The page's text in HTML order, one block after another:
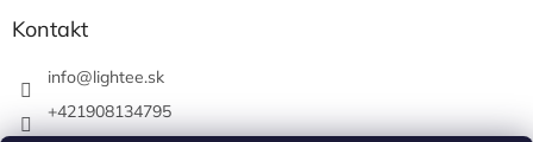
Kontakt
info@lightee.sk
+421908134795